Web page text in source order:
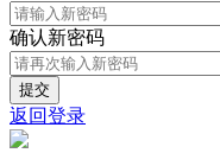
确认新密码
返回登录